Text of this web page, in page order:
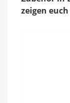
zeigen